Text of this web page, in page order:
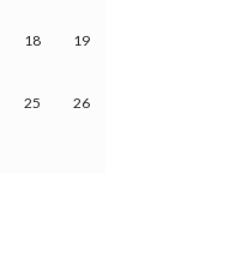
18 19
25 26